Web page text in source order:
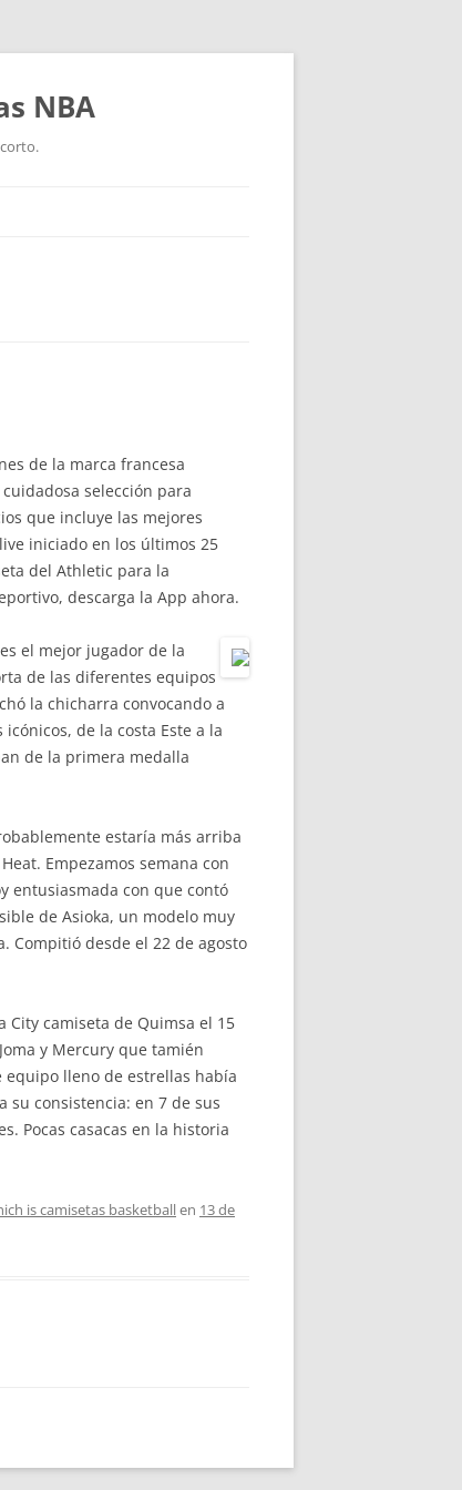
NBA
de la marca francesa
selección para
que incluye las mejores
iniciado en los últimos 25
del Athletic para la
descarga la App ahora.
el mejor jugador de la
de las diferentes equipos
la chicharra convocando a
de la costa Este a la
de la primera medalla
estaría más arriba
Empezamos semana con
entusiasmada con que contó
de Asioka, un modelo muy
Compitió desde el 22 de agosto
City camiseta de Quimsa el 15
y Mercury que tamién
lleno de estrellas había
su consistencia: en 7 de sus
Pocas casacas en la historia
is camisetas basketballen 13 de